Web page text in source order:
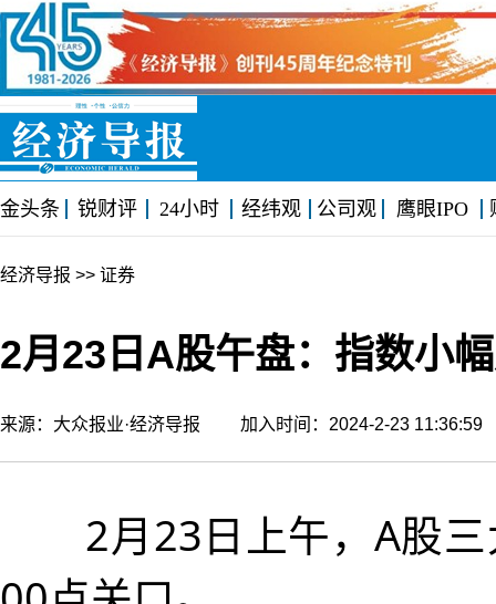
金头条 锐财评 24小时 经纬观 公司观 鹰眼IPO
经济导报 >> 证券
2月23日A股午盘：指数小
来源：大众报业·经济导报 加入时间：2024-2-23
2月23日上午，A股三